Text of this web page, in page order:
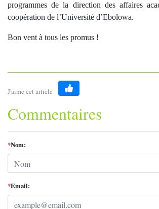
programmes de la direction des affaires
coopération de l’Université d’Ebolowa.
Bon vent à tous les promus !
J'aime cet article
Like
Commentaires
*Nom:
*Email: